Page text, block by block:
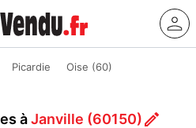
Picardie
Oise (60)
àJanville (60150)